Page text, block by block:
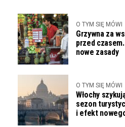
O TYM SIĘ MÓWI
Grzywna za
przed
nowe zasady
O TYM SIĘ MÓWI
Włochy
sezon
i efekt